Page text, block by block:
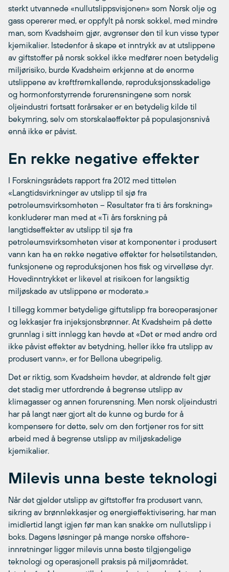
sterkt utvannede «nullutslippsvisjonen» som Norsk olje og
gass opererer med, er oppfylt på norsk sokkel, med mindre
man, som Kvadsheim gjør, avgrenser den til kun visse typer
kjemikalier. Istedenfor å skape et inntrykk av at utslippene
av giftstoffer på norsk sokkel ikke medfører noen betydelig
miljørisiko, burde Kvadsheim erkjenne at de enorme
utslippene av kreftfremkallende, reproduksjonsskadelige
og hormonforstyrrende forurensningene som norsk
oljeindustri fortsatt forårsaker er en betydelig kilde til
bekymring, selv om storskalaeffekter på populasjonsnivå
ennå ikke er påvist.
En rekke negative effekter
I Forskningsrådets rapport fra 2012 med tittelen
«Langtidsvirkninger av utslipp til sjø fra
petroleumsvirksomheten – Resultater fra ti års forskning»
konkluderer man med at «Ti års forskning på
langtidseffekter av utslipp til sjø fra
petroleumsvirksomheten viser at komponenter i produsert
vann kan ha en rekke negative effekter for helsetilstanden,
funksjonene og reproduksjonen hos fisk og virvelløse dyr.
Hovedinntrykket er likevel at risikoen for langsiktig
miljøskade av utslippene er moderate.»
I tillegg kommer betydelige giftutslipp fra boreoperasjoner
og lekkasjer fra injeksjonsbrønner. At Kvadsheim på dette
grunnlag i sitt innlegg kan hevde at «Det er med andre ord
ikke påvist effekter av betydning, heller ikke fra utslipp av
produsert vann», er for Bellona ubegripelig.
Det er riktig, som Kvadsheim hevder, at aldrende felt gjør
det stadig mer utfordrende å begrense utslipp av
klimagasser og annen forurensning. Men norsk oljeindustri
har på langt nær gjort alt de kunne og burde for å
kompensere for dette, selv om den fortjener ros for sitt
arbeid med å begrense utslipp av miljøskadelige
kjemikalier.
Milevis unna beste teknologi
Når det gjelder utslipp av giftstoffer fra produsert vann,
sikring av brønnlekkasjer og energieffektivisering, har man
imidlertid langt igjen før man kan snakke om nullutslipp i
boks. Dagens løsninger på mange norske offshore-
innretninger ligger milevis unna beste tilgjengelige
teknologi og operasjonell praksis på miljøområdet.